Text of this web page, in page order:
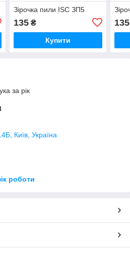
Зірочка пили ISC ЗП5
135₴
Купити
135
за рік
Київ, Україна
роботи